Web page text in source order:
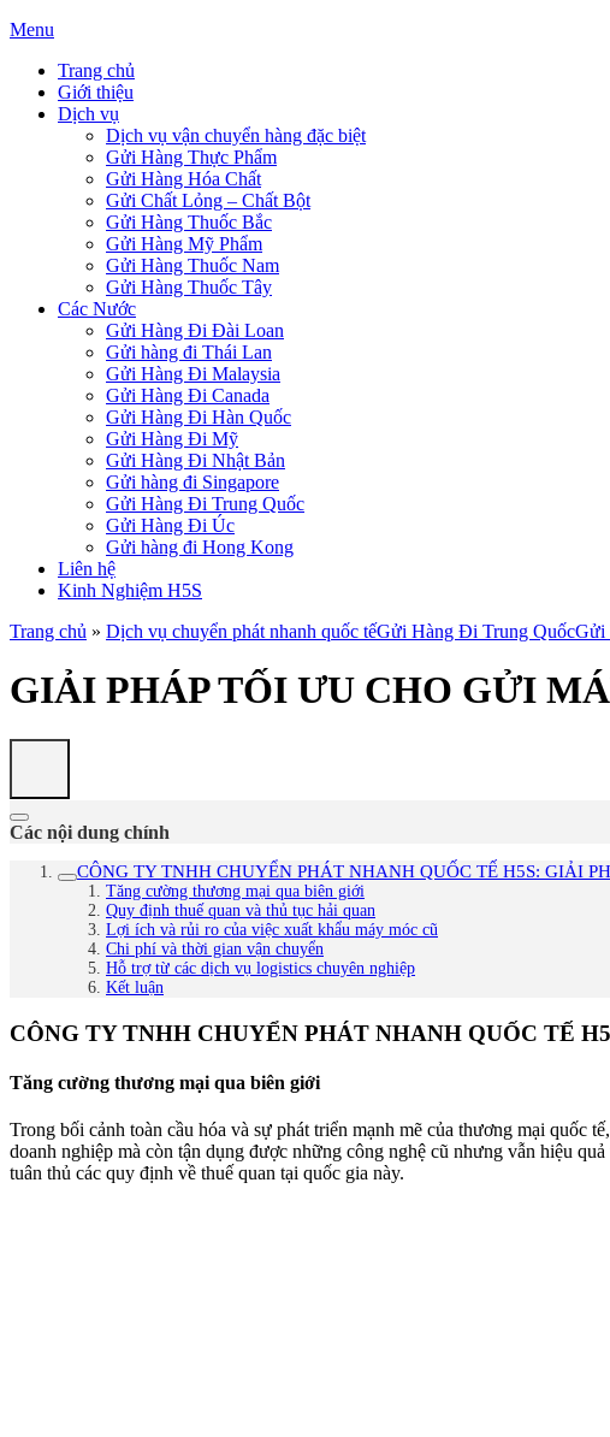
Menu
Trang chủ
Giới thiệu
Dịch vụ
Dịch vụ vận chuyển hàng đặc biệt
Gửi Hàng Thực Phẩm
Gửi Hàng Hóa Chất
Gửi Chất Lỏng – Chất Bột
Gửi Hàng Thuốc Bắc
Gửi Hàng Mỹ Phẩm
Gửi Hàng Thuốc Nam
Gửi Hàng Thuốc Tây
Các Nước
Gửi Hàng Đi Đài Loan
Gửi hàng đi Thái Lan
Gửi Hàng Đi Malaysia
Gửi Hàng Đi Canada
Gửi Hàng Đi Hàn Quốc
Gửi Hàng Đi Mỹ
Gửi Hàng Đi Nhật Bản
Gửi hàng đi Singapore
Gửi Hàng Đi Trung Quốc
Gửi Hàng Đi Úc
Gửi hàng đi Hong Kong
Liên hệ
Kinh Nghiệm H5S
Trang chủ » Dịch vụ chuyển phát nhanh quốc tếGửi Hàng Đi Trung QuốcGửi
GIẢI PHÁP TỐI ƯU CHO GỬI
Các nội dung chính
CÔNG TY TNHH CHUYỂN PHÁT NHANH QUỐC TẾ H5S: GIẢI
Tăng cường thương mại qua biên giới
Quy định thuế quan và thủ tục hải quan
Lợi ích và rủi ro của việc xuất khẩu máy móc cũ
Chi phí và thời gian vận chuyển
Hỗ trợ từ các dịch vụ logistics chuyên nghiệp
Kết luận
CÔNG TY TNHH CHUYỂN PHÁT NHANH QUỐC TẾ
Tăng cường thương mại qua biên giới
Trong bối cảnh toàn cầu hóa và sự phát triển mạnh mẽ của thương mại quốc
doanh nghiệp mà còn tận dụng được những công nghệ cũ nhưng vẫn hiệu
tuân thủ các quy định về thuế quan tại quốc gia này.